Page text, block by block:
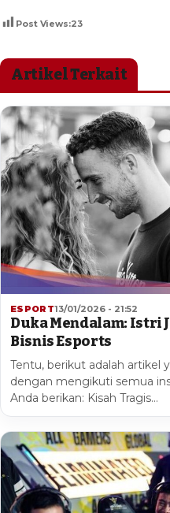
Post Views:23
Artikel Terkait
ESPORT13/01/2026 - 21:52
Duka Mendalam: Istri
Bisnis Esports
Tentu, berikut adalah artikel
dengan mengikuti semua
Anda berikan: Kisah Tragis…